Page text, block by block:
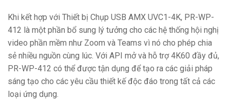
Khi kết hợp với Thiết bị Chụp USB AMX UVC1-4K, PR-WP-
412 là một phần bổ sung lý tưởng cho các hệ thống hội nghị
video phần mềm như Zoom và Teams vì nó cho phép chia
sẻ nhiều nguồn cùng lúc. Với API mở và hỗ trợ 4K60 đầy đủ,
PR-WP-412 có thể được tận dụng để tạo ra các giải pháp
sáng tạo cho các yêu cầu thiết kế độc đáo trong tất cả các
loại ứng dụng.